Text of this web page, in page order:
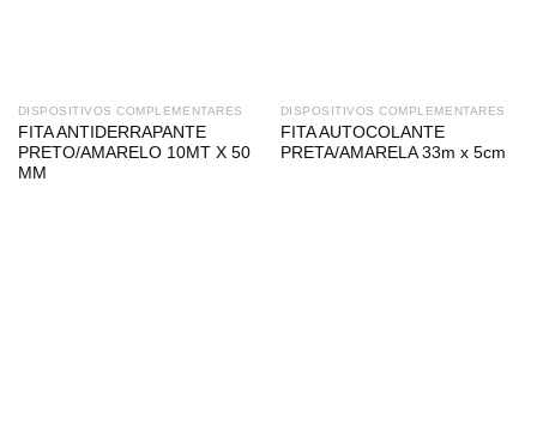
DISPOSITIVOS COMPLEMENTARES
FITA ANTIDERRAPANTE
PRETO/AMARELO 10MT X 50
MM
DISPOSITIVOS COMPLEMENTARES
FITA AUTOCOLANTE
PRETA/AMARELA 33m x 5cm